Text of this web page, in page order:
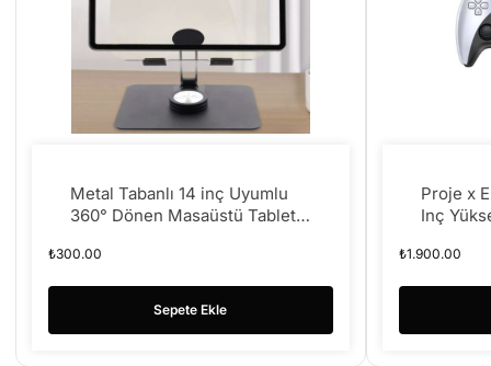
Metal Tabanlı 14 inç Uyumlu
360° Dönen Masaüstü Tablet
Tutucu A55
₺300.00
Sepete Ekle
Proje x
Inç
POLY
₺1.900.00